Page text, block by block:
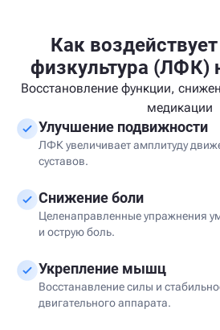
Как
физкультура (ЛФК)
Восстановление функции,
медикации
Улучшение подвижности
ЛФК увеличивает амплитуду
суставов.
Снижение боли
Целенаправленные упражнения
и острую боль.
Укрепление мышц
Восстанавление силы и
двигательного аппарата.